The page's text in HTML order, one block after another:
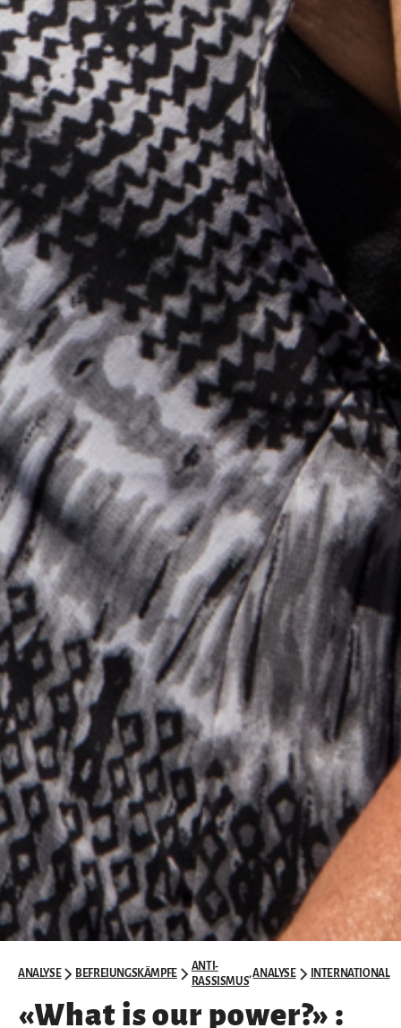
ANALYSE BEFREIUNGSKÄMPFE
ANTI-
RASSISMUS
,ANALYSE INTERNATIONAL
«What is our power?» :